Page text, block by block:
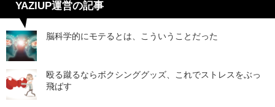
YAZIUP運営の記事
脳科学的にモテるとは、こういうことだった
殴る蹴るならボクシンググッズ、これでストレスをぶっ
飛ばす